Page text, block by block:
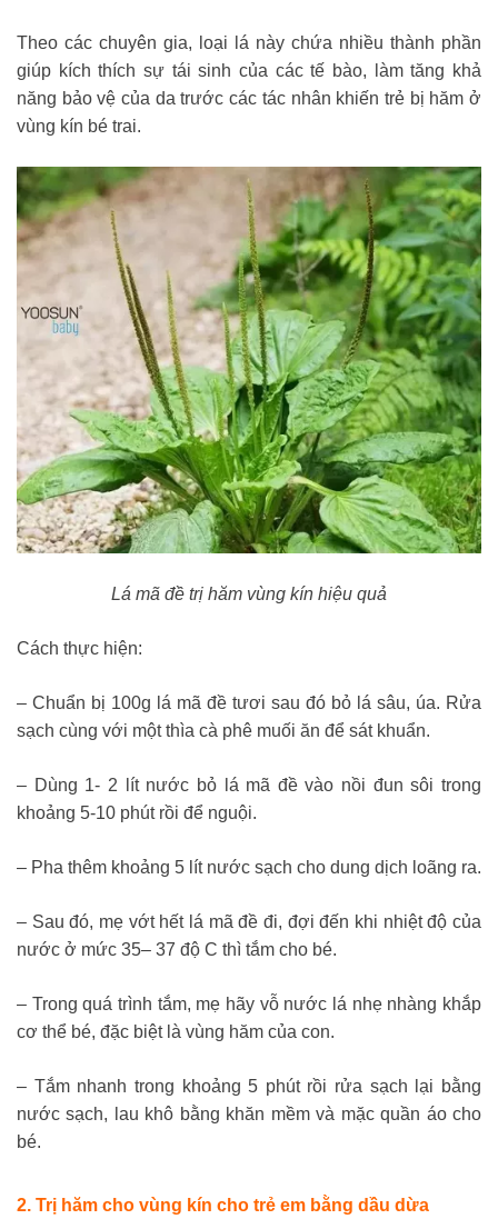
Theo các chuyên gia, loại lá này chứa nhiều thành phần
giúp kích thích sự tái sinh của các tế bào, làm tăng khả
năng bảo vệ của da trước các tác nhân khiến trẻ bị hăm ở
vùng kín bé trai.
Lá mã đề trị hăm vùng kín hiệu quả
Cách thực hiện:
– Chuẩn bị 100g lá mã đề tươi sau đó bỏ lá sâu, úa. Rửa
sạch cùng với một thìa cà phê muối ăn để sát khuẩn.
– Dùng 1- 2 lít nước bỏ lá mã đề vào nồi đun sôi trong
khoảng 5-10 phút rồi để nguội.
– Pha thêm khoảng 5 lít nước sạch cho dung dịch loãng ra.
– Sau đó, mẹ vớt hết lá mã đề đi, đợi đến khi nhiệt độ của
nước ở mức 35– 37 độ C thì tắm cho bé.
– Trong quá trình tắm, mẹ hãy vỗ nước lá nhẹ nhàng khắp
cơ thể bé, đặc biệt là vùng hăm của con.
– Tắm nhanh trong khoảng 5 phút rồi rửa sạch lại bằng
nước sạch, lau khô bằng khăn mềm và mặc quần áo cho
bé.
2. Trị hăm cho vùng kín cho trẻ em bằng dầu dừa